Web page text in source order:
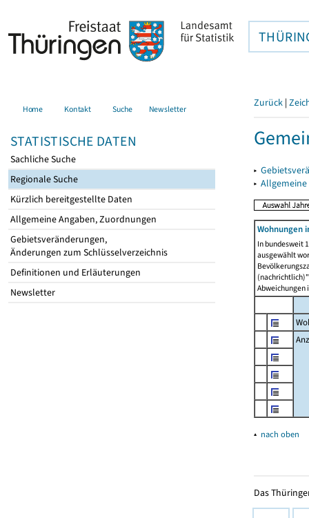
Home Kontakt Suche Newsletter
STATISTISCHE DATEN
Sachliche Suche
Regionale Suche
Kürzlich bereitgestellte Daten
Allgemeine Angaben, Zuordnungen
Gebietsveränderungen,
Änderungen zum Schlüsselverzeichnis
Definitionen und Erläuterungen
Newsletter
Zurück |
▸
▸
Wohnungen
In bundesweit
ausgewählt
Abweichungen
▴ nach oben
Das